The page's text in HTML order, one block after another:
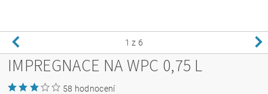
1 z 6
IMPREGNACE NA WPC 0,75 L
58 hodnocení